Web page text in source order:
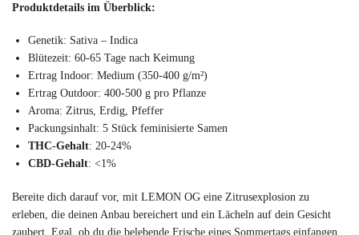
Produktdetails im Überblick:
Genetik: Sativa – Indica
Blütezeit: 60-65 Tage nach Keimung
Ertrag Indoor: Medium (350-400 g/m²)
Ertrag Outdoor: 400-500 g pro Pflanze
Aroma: Zitrus, Erdig, Pfeffer
Packungsinhalt: 5 Stück feminisierte Samen
THC-Gehalt: 20-24%
CBD-Gehalt: <1%
Bereite dich darauf vor, mit LEMON OG eine Zitrusexplosion zu
erleben, die deinen Anbau bereichert und ein Lächeln auf dein Gesicht
zaubert. Egal, ob du die belebende Frische eines Sommertags einfangen